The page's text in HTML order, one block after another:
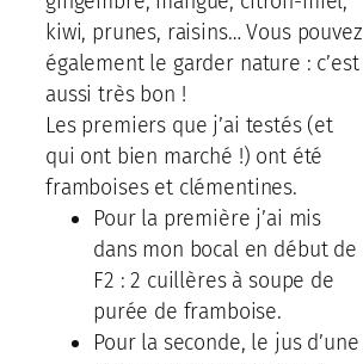
kiwi, prunes, raisins… Vous pouvez
également le garder nature : c’est
aussi très bon !
Les premiers que j’ai testés (et
qui ont bien marché !) ont été
framboises et clémentines.
Pour la première j’ai mis
dans mon bocal en début de
F2 : 2 cuillères à soupe de
purée de framboise.
Pour la seconde, le jus d’une